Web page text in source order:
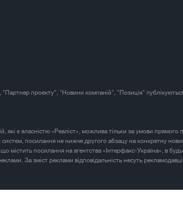
проекту", "Новини компаній", "Позиція"
які є власністю «Реаліст», можлива тільки за умови прямого
посилання не нижче другого абзацу на конкретну
містить посилання на агентства «Інтерфакс-Україна», в
За зміст реклами відповідальність несуть